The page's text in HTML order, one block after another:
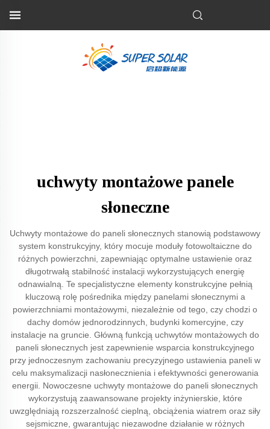
uchwyty montażowe panele
słoneczne
Uchwyty montażowe do paneli słonecznych stanowią podstawowy
system konstrukcyjny, który mocuje moduły fotowoltaiczne do
różnych powierzchni, zapewniając optymalne ustawienie oraz
długotrwałą stabilność instalacji wykorzystujących energię
odnawialną. Te specjalistyczne elementy konstrukcyjne pełnią
kluczową rolę pośrednika między panelami słonecznymi a
powierzchniami montażowymi, niezależnie od tego, czy chodzi o
dachy domów jednorodzinnych, budynki komercyjne, czy
instalacje na gruncie. Główną funkcją uchwytów montażowych do
paneli słonecznych jest zapewnienie wsparcia konstrukcyjnego
przy jednoczesnym zachowaniu precyzyjnego ustawienia paneli w
celu maksymalizacji nasłonecznienia i efektywności generowania
energii. Nowoczesne uchwyty montażowe do paneli słonecznych
wykorzystują zaawansowane projekty inżynierskie, które
uwzględniają rozszerzalność cieplną, obciążenia wiatrem oraz siły
sejsmiczne, gwarantując niezawodne działanie w różnych